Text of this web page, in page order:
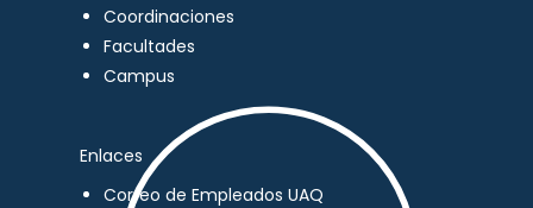
Coordinaciones
Facultades
Campus
Enlaces
Correo de Empleados UAQ